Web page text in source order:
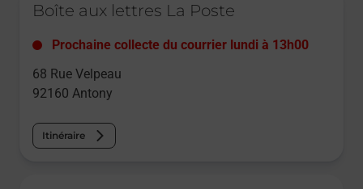
Boîte aux lettres La Poste
Prochaine collecte du courrier lundi à 13h00
68 Rue Velpeau
92160 Antony
Itinéraire